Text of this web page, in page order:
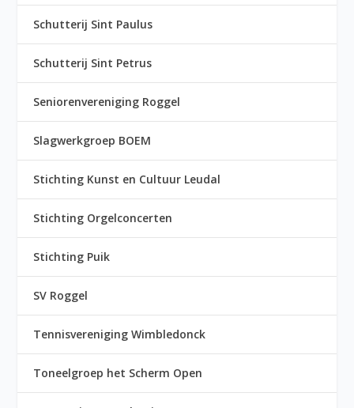
Schutterij Sint Paulus
Schutterij Sint Petrus
Seniorenvereniging Roggel
Slagwerkgroep BOEM
Stichting Kunst en Cultuur Leudal
Stichting Orgelconcerten
Stichting Puik
SV Roggel
Tennisvereniging Wimbledonck
Toneelgroep het Scherm Open